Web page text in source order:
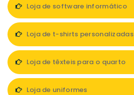
Loja de software informático
Loja de t-shirts personalizadas
Loja de têxteis para o quarto
Loja de uniformes